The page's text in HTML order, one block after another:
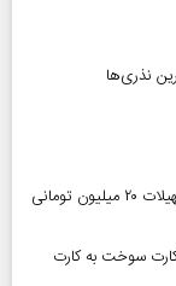
نذری‌ها
ثبت‌نام وام اربعین بازنشستگان کشوری آغاز شد | تسهیلات ۲۰ میلیون تومانی
کارت سوخت به کارت